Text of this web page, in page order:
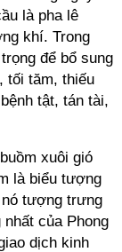
là pha lê
khí. Trong
để bổ sung
tối tăm, thiếu
tật, tán tài,
xuôi gió
là biểu tượng
tượng trưng
của Phong
dịch kinh